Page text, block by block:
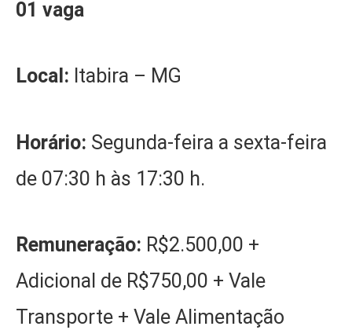
01 vaga
Local: Itabira – MG
Horário: Segunda-feira a sexta-feira
de 07:30 h às 17:30 h.
Remuneração: R$2.500,00 +
Adicional de R$750,00 + Vale
Transporte + Vale Alimentação